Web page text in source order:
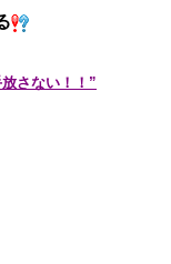
さない！！”